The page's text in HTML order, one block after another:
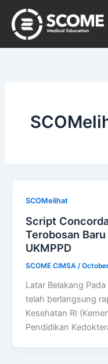
content
SCOMelihat
Script
Terobosan
UKMPPD
SCOME CIMSA/
Latar Belakang
telah berlangsung
Kesehatan RI
Pendidikan